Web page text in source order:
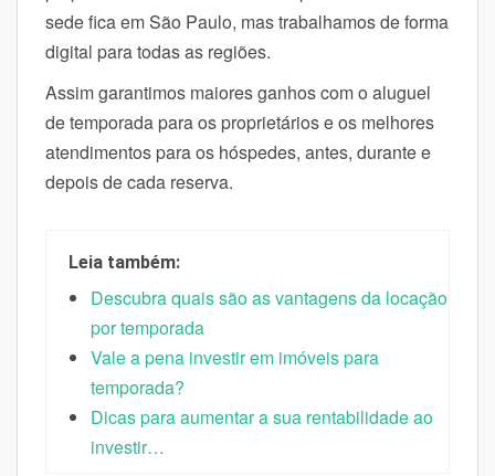
sede fica em São Paulo, mas trabalhamos de forma
digital para todas as regiões.
Assim garantimos maiores ganhos com o aluguel
de temporada para os proprietários e os melhores
atendimentos para os hóspedes, antes, durante e
depois de cada reserva.
Leia também:
Descubra quais são as vantagens da locação
por temporada
Vale a pena investir em imóveis para
temporada?
Dicas para aumentar a sua rentabilidade ao
investir…